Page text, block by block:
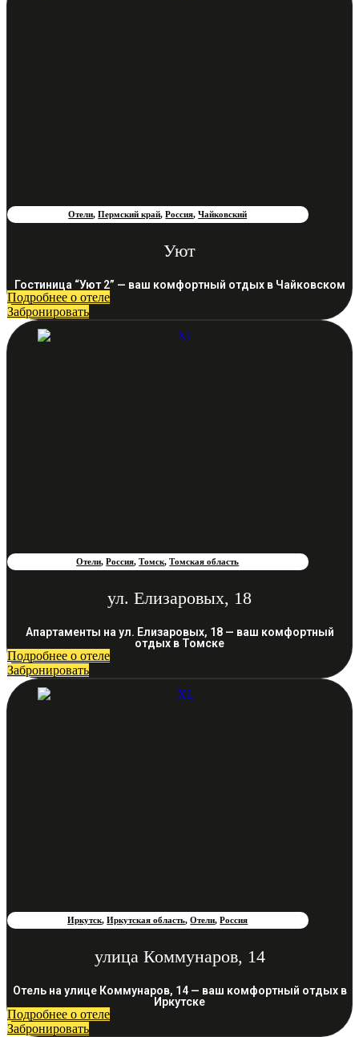
Отели,Пермский край,Россия,Чайковский
Уют
Гостиница “Уют 2” — ваш комфортный отдых в Чайковском
Подробнее о отеле
Забронировать
Отели,Россия,Томск,Томская область
ул. Елизаровых, 18
Апартаменты на ул. Елизаровых, 18 — ваш комфортный
отдых в Томске
Подробнее о отеле
Забронировать
Иркутск,Иркутская область,Отели,Россия
улица Коммунаров, 14
Отель на улице Коммунаров, 14 — ваш комфортный отдых в
Иркутске
Подробнее о отеле
Забронировать